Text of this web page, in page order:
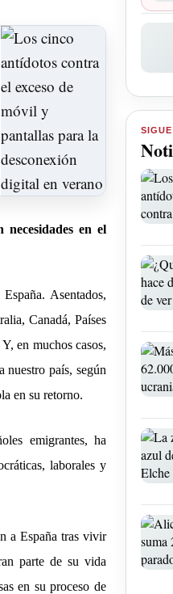
necesidades en el
Asentados,
Canadá, Países
en muchos casos,
nuestro país, según
en su retorno.
emigrantes, ha
áticas, laborales y
a España tras vivir
parte de su vida
en su proceso de